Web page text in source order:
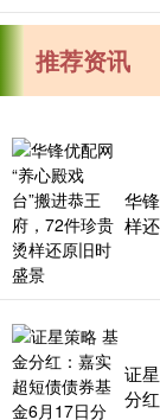
推荐资讯
华
样
证
分红